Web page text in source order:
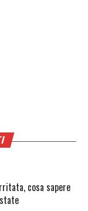
cosa sapere